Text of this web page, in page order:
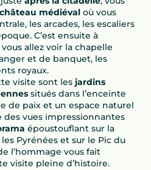
médiéval où vous
les arcades, les escaliers
C’est ensuite à
allez voir la chapelle
et de banquet, les
royaux.
visite sont les jardins
situés dans l’enceinte
de paix et un espace naturel
des vues impressionnantes
époustouflant sur la
Pyrénées et sur le Pic du
l’hommage vous fait
visite pleine d’histoire.